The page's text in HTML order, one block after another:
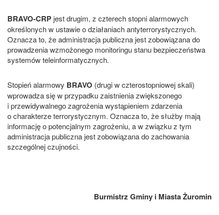
BRAVO-CRP jest drugim, z czterech stopni alarmowych
określonych w ustawie o działaniach antyterrorystycznych.
Oznacza to, że administracja publiczna jest zobowiązana do
prowadzenia wzmożonego monitoringu stanu bezpieczeństwa
systemów teleinformatycznych.
Stopień alarmowy BRAVO (drugi w czterostopniowej skali)
wprowadza się w przypadku zaistnienia zwiększonego
i przewidywalnego zagrożenia wystąpieniem zdarzenia
o charakterze terrorystycznym. Oznacza to, że służby mają
informację o potencjalnym zagrożeniu, a w związku z tym
administracja publiczna jest zobowiązana do zachowania
szczególnej czujności.
Burmistrz Gminy i Miasta Żuromin